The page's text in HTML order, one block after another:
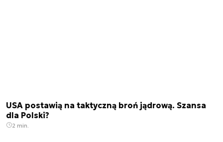
USA postawią na taktyczną broń jądrową. Szansa
dla Polski?
2 min.